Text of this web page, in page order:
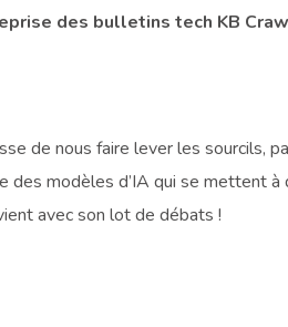
des bulletins tech KB
de nous faire lever les sourcils,
des modèles d’IA qui se mettent à
avec son lot de débats !